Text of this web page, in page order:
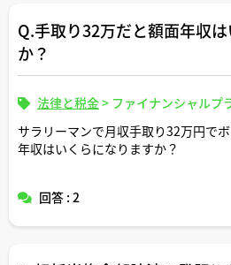
ゾートホテルの宿泊費は経費処理認め
私は認められると思っていたのですが
きたく投稿しました。
よろしくお願いしますmm
Q.手取り32万だと額面年収
か？
法律と税金> ファイナンシャルプ
サラリーマンで月収手取り32万円で
年収はいくらになりますか？
回答 : 2